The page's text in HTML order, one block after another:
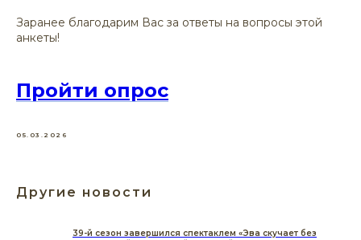
Заранее благодарим Вас за ответы на вопросы этой
анкеты!
Пройти опрос
05.03.2026
Другие новости
39-й сезон завершился спектаклем «Эва скучает без